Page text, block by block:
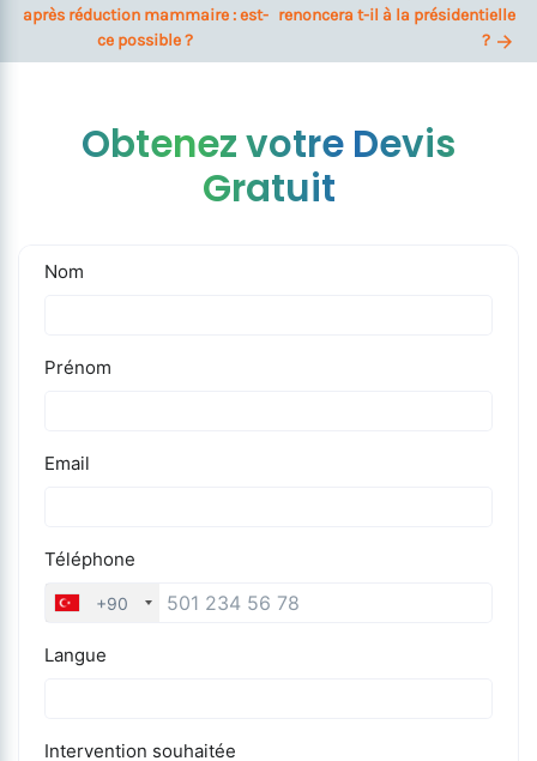
après réduction mammaire : est-
ce possible ?
renoncera t-il à la présidentielle
?
Obtenez votre Devis
Gratuit